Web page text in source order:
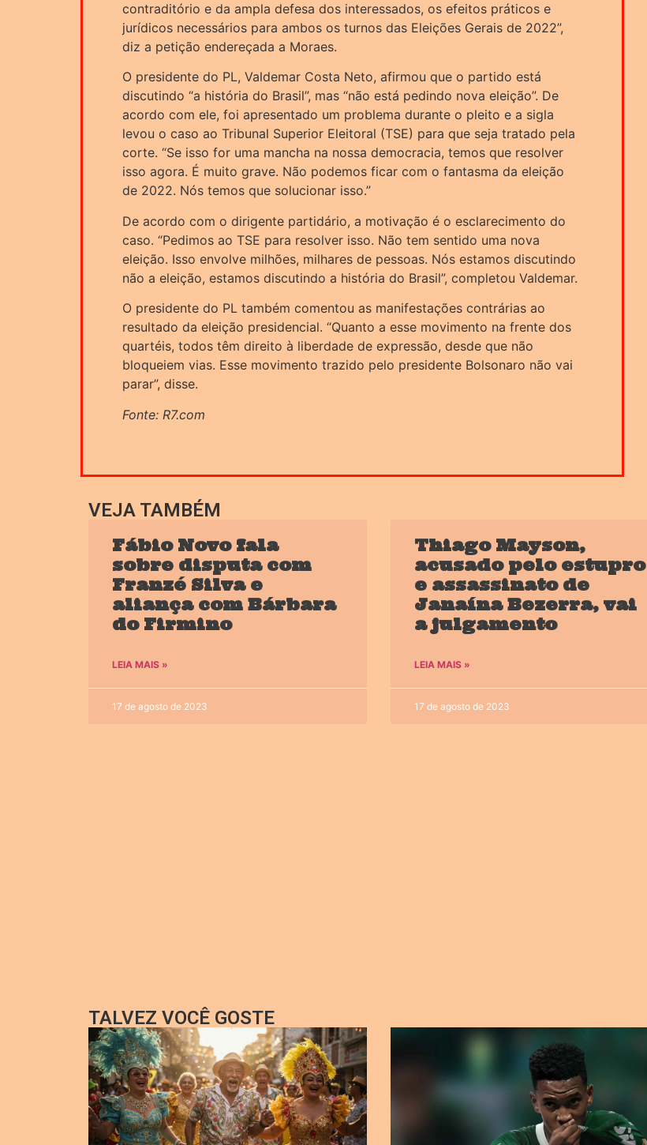
contraditório e da ampla defesa dos interessados, os efeitos práticos e
jurídicos necessários para ambos os turnos das Eleições Gerais de 2022”,
diz a petição endereçada a Moraes.
O presidente do PL, Valdemar Costa Neto, afirmou que o partido está
discutindo “a história do Brasil”, mas “não está pedindo nova eleição”. De
acordo com ele, foi apresentado um problema durante o pleito e a sigla
levou o caso ao Tribunal Superior Eleitoral (TSE) para que seja tratado pela
corte. “Se isso for uma mancha na nossa democracia, temos que resolver
isso agora. É muito grave. Não podemos ficar com o fantasma da eleição
de 2022. Nós temos que solucionar isso.”
De acordo com o dirigente partidário, a motivação é o esclarecimento do
caso. “Pedimos ao TSE para resolver isso. Não tem sentido uma nova
eleição. Isso envolve milhões, milhares de pessoas. Nós estamos discutindo
não a eleição, estamos discutindo a história do Brasil”, completou Valdemar.
O presidente do PL também comentou as manifestações contrárias ao
resultado da eleição presidencial. “Quanto a esse movimento na frente dos
quartéis, todos têm direito à liberdade de expressão, desde que não
bloqueiem vias. Esse movimento trazido pelo presidente Bolsonaro não vai
parar”, disse.
Fonte: R7.com
VEJA TAMBÉM
Fábio Novo fala
sobre disputa com
Franzé Silva e
aliança com Bárbara
do Firmino
LEIA MAIS »
17 de agosto de 2023
Thiago Mayson,
acusado pelo estupro
e assassinato de
Janaína Bezerra, vai
a julgamento
LEIA MAIS »
17 de agosto de 2023
TALVEZ VOCÊ GOSTE